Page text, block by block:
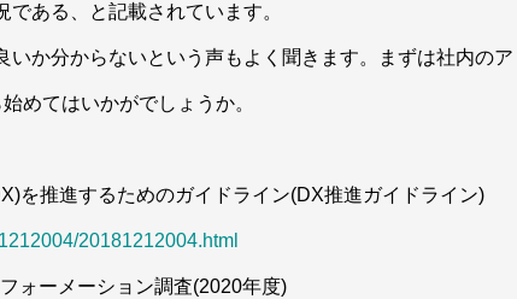
ある、と記載されています。
いか分からないという声もよく聞きます。まずは社内のア
めてはいかがでしょうか。
を推進するためのガイドライン(DX推進ガイドライン)
20181212004.html
ォーメーション調査(2020年度)